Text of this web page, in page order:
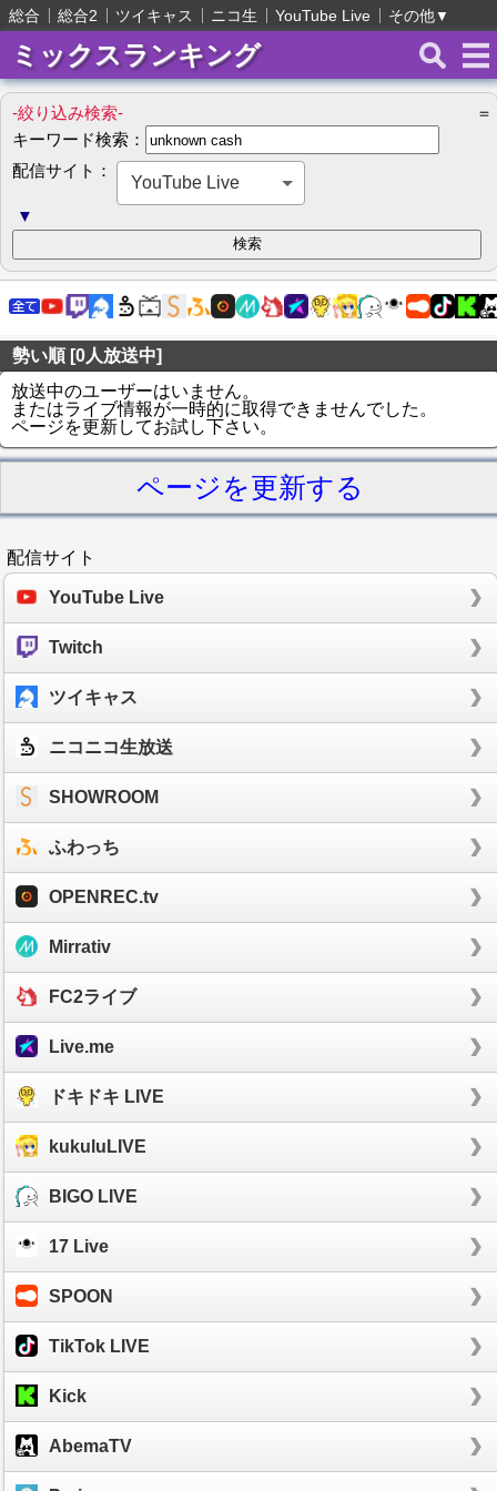
総合 総合2 ツイキャス ニコ生 YouTube Live その他▼
ミックスランキング
-絞り込み検索-
＝
キーワード検索：
配信サイト：
YouTube Live
▼
勢い順 [0人放送中]
放送中のユーザーはいません。
またはライブ情報が一時的に取得できませんでした。
ページを更新してお試し下さい。
ページを更新する
配信サイト
YouTube Live
Twitch
ツイキャス
ニコニコ生放送
SHOWROOM
ふわっち
OPENREC.tv
Mirrativ
FC2ライブ
Live.me
ドキドキ LIVE
kukuluLIVE
BIGO LIVE
17 Live
SPOON
TikTok LIVE
Kick
AbemaTV